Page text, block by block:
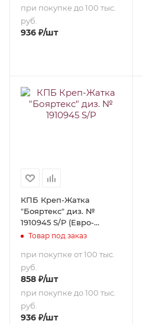
при покупке до 100 тыс.
руб.
936 ₽/шт
КПБ Креп-Жатка
"Бояртекс" диз. №
1910945 S/P (Евро-
стандарт)
Товар под заказ
при покупке от 100 тыс.
руб.
858 ₽/шт
при покупке до 100 тыс.
руб.
936 ₽/шт